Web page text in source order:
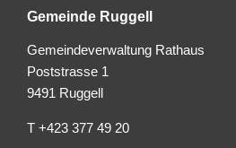
Gemeinde Ruggell
Gemeindeverwaltung Rathaus
Poststrasse 1
9491 Ruggell
T +423 377 49 20